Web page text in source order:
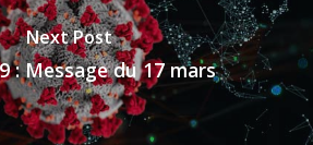
Next Post
: Message du 17 mars